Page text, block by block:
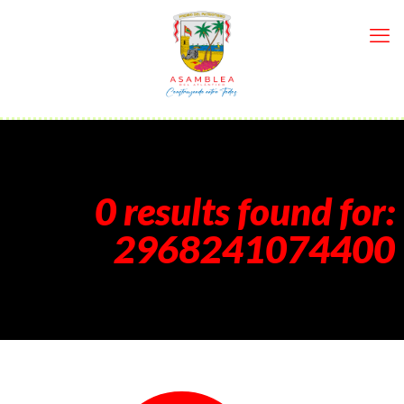
0 results found for:
2968241074400